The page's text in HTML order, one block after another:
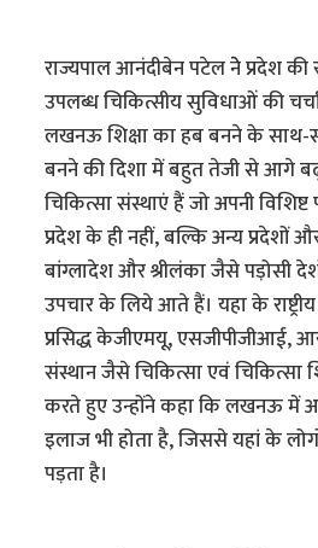
राज्यपाल आनंदीबेन पटेल नेे प्रदेश
उपलब्ध चिकित्सीय सुविधाओं की
लखनऊ शिक्षा का हब बनने के साथ-
बनने की दिशा में बहुत तेजी से आगे
चिकित्सा संस्थाएं हैं जो अपनी
प्रदेश के ही नहीं, बल्कि अन्य प्रदेशों
बांग्लादेश और श्रीलंका जैसे पड़ोसी
उपचार के लिये आते हैं। यहा के राष्ट्रीय
प्रसिद्ध केजीएमयू, एसजीपीजीआई,
संस्थान जैसे चिकित्सा एवं चिकित्सा
करते हुए उन्होंने कहा कि लखनऊ में
इलाज भी होता है, जिससे यहां के
पड़ता है।